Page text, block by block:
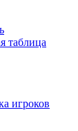
таблица
игроков